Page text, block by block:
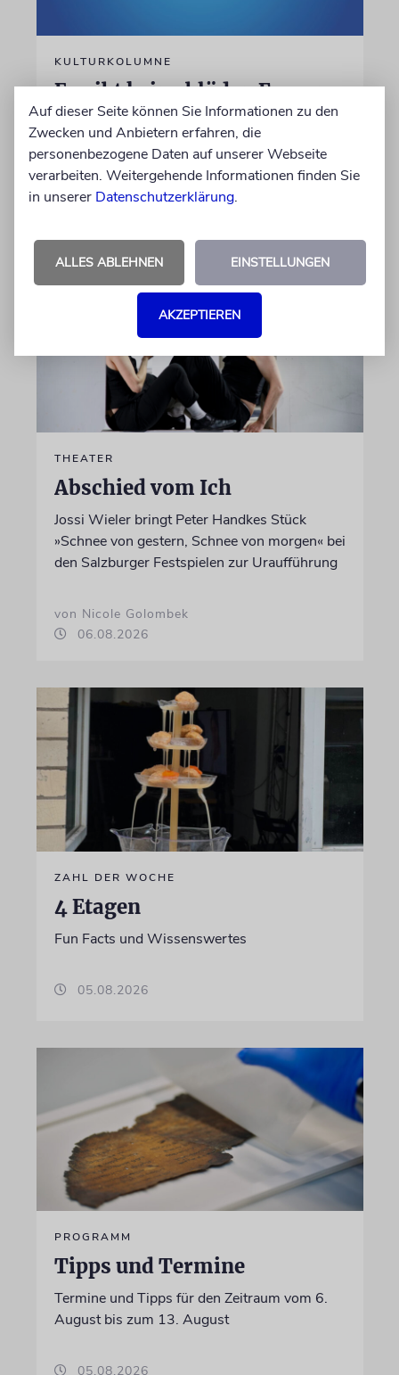
KULTURKOLUMNE
Es gibt keine blöden Fragen
Die schmerzhafte Erinnerung an eine
Gerechte
von Laura Cazés
THEATER
Abschied vom Ich
Jossi Wieler bringt Peter Handkes Stück
»Schnee von gestern, Schnee von morgen« bei
den Salzburger Festspielen zur Uraufführung
von Nicole Golombek
06.08.2026
ZAHL DER WOCHE
4 Etagen
Fun Facts und Wissenswertes
05.08.2026
PROGRAMM
Tipps und Termine
Termine und Tipps für den Zeitraum vom 6.
August bis zum 13. August
05.08.2026
Auf dieser Seite können Sie Informationen zu den
Zwecken und Anbietern erfahren, die
personenbezogene Daten auf unserer Webseite
verarbeiten. Weitergehende Informationen finden Sie
in unserer Datenschutzerklärung.
ALLES ABLEHNEN EINSTELLUNGEN
AKZEPTIEREN